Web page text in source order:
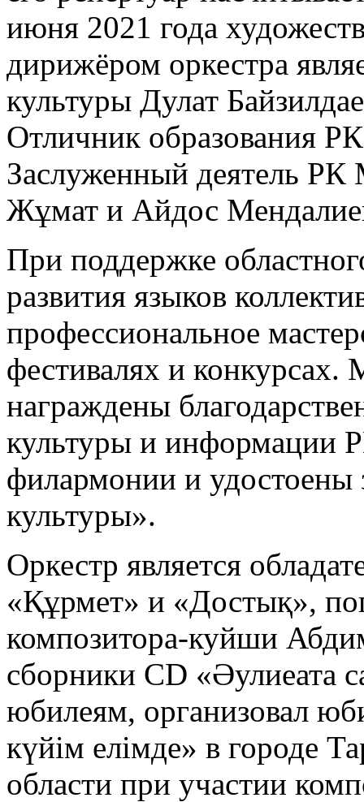
июня 2021 года
дирижёром оркестра
культуры Дулат
Отличник образования
Заслуженный деятель
Жұмат и Айдос
При поддержке
развития языков
профессиональное
фестивалях и
награждены
культуры и информации
филармонии и удостоены
культуры».
Оркестр является
«Құрмет» и «Достық»,
композитора-куйши
сборники CD «Әулиеата
юбилеям, организовал
күйім елімде» в городе
области при участии